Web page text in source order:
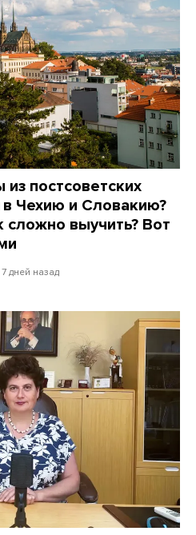
постсоветских
в Чехию и Словакию?
сложно выучить? Вот
7 дней назад